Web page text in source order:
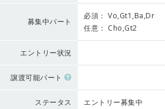
募集中パート
必須： Vo,Gt1,Ba,Dr
任意： Cho,Gt2
エントリー状況
譲渡可能パート
ステータス エントリー募集中